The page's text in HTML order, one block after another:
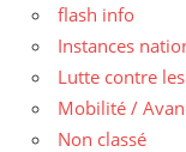
flash info
Instances
Lutte contre
Mobilité /
Non classé